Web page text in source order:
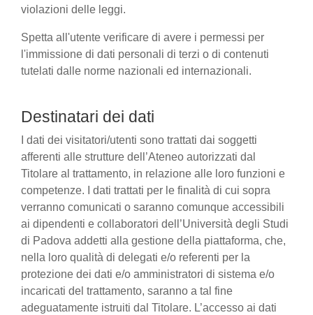
violazioni delle leggi.
Spetta all'utente verificare di avere i permessi per
l'immissione di dati personali di terzi o di contenuti
tutelati dalle norme nazionali ed internazionali.
Destinatari dei dati
I dati dei visitatori/utenti sono trattati dai soggetti
afferenti alle strutture dell’Ateneo autorizzati dal
Titolare al trattamento, in relazione alle loro funzioni e
competenze. I dati trattati per le finalità di cui sopra
verranno comunicati o saranno comunque accessibili
ai dipendenti e collaboratori dell’Università degli Studi
di Padova addetti alla gestione della piattaforma, che,
nella loro qualità di delegati e/o referenti per la
protezione dei dati e/o amministratori di sistema e/o
incaricati del trattamento, saranno a tal fine
adeguatamente istruiti dal Titolare. L’accesso ai dati